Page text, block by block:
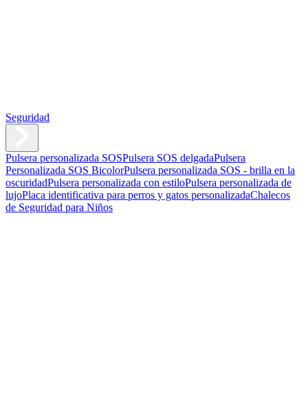
Seguridad
Pulsera personalizada SOSPulsera SOS delgadaPulsera
Personalizada SOS BicolorPulsera personalizada SOS - brilla en la
oscuridadPulsera personalizada con estiloPulsera personalizada de
lujoPlaca identificativa para perros y gatos personalizadaChalecos
de Seguridad para Niños